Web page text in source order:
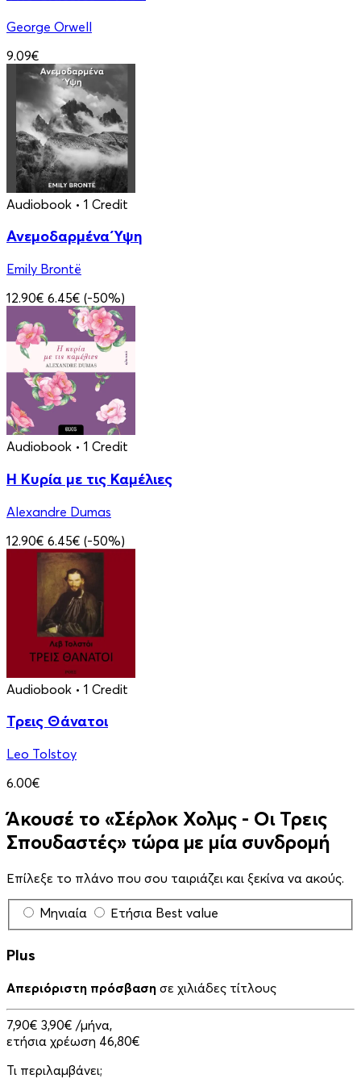
George Orwell
9.09€
Audiobook • 1 Credit
Ανεμοδαρμένα Ύψη
Emily Brontë
12.90€ 6.45€ (-50%)
Audiobook • 1 Credit
Η Κυρία με τις Καμέλιες
Alexandre Dumas
12.90€ 6.45€ (-50%)
Audiobook • 1 Credit
Τρεις Θάνατοι
Leo Tolstoy
6.00€
Άκουσέ το «Σέρλοκ Χολμς - Οι Τρεις
Σπουδαστές» τώρα με μία συνδρομή
Επίλεξε το πλάνο που σου ταιριάζει και ξεκίνα να ακούς.
Μηνιαία Ετήσια Best value
Plus
Απεριόριστη πρόσβαση σε χιλιάδες τίτλους
7,90€ 3,90€ /μήνα,
ετήσια χρέωση 46,80€
Τι περιλαμβάνει;